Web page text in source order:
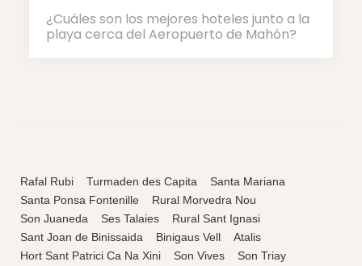
¿Cuáles son los mejores hoteles junto a la
playa cerca del Aeropuerto de Mahón?
Rafal Rubi Turmaden des Capita
Santa Mariana
Santa Ponsa Fontenille
Rural Morvedra Nou
Son Juaneda
Ses Talaies
Rural Sant Ignasi
Sant Joan de Binissaida
Binigaus Vell
Atalis
Hort Sant Patrici Ca Na Xini
Son Vives
Son Triay